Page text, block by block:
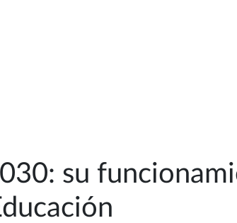
su